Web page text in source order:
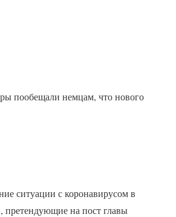
пообещали немцам, что нового
ситуации с коронавирусом в
претендующие на пост главы